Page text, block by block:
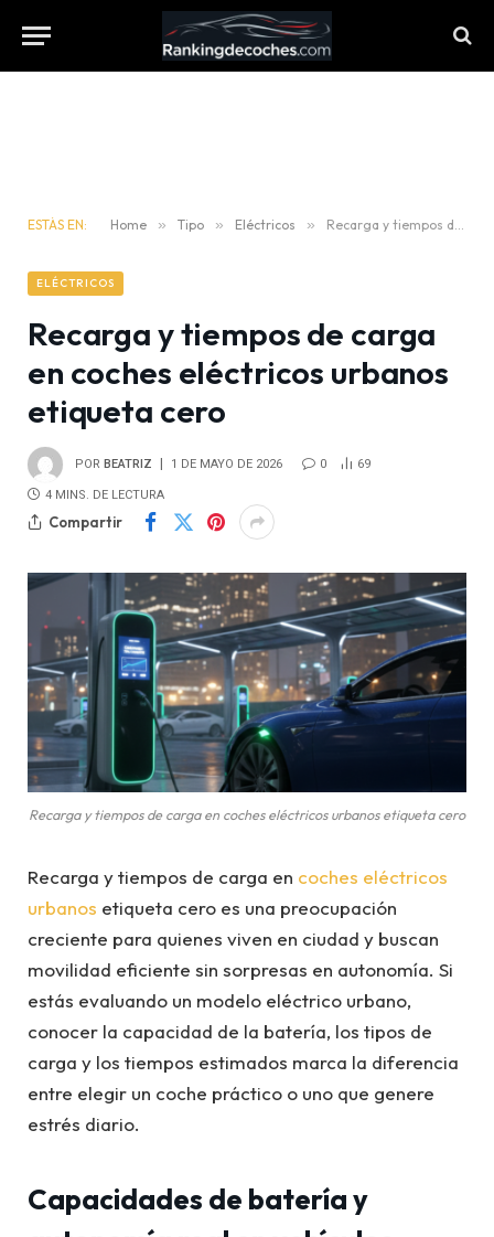
ESTÁS EN: Home » Tipo » Eléctricos » Recarga y tiempos de carga en coches eléctricos urbanos etiqueta cero
ELÉCTRICOS
Recarga y tiempos de carga
en coches eléctricos urbanos
etiqueta cero
POR BEATRIZ 1 DE MAYO DE 2026 0 69
4 MINS. DE LECTURA
Compartir
Recarga y tiempos de carga en coches eléctricos urbanos etiqueta cero
Recarga y tiempos de carga en coches eléctricos
urbanos etiqueta cero es una preocupación
creciente para quienes viven en ciudad y buscan
movilidad eficiente sin sorpresas en autonomía. Si
estás evaluando un modelo eléctrico urbano,
conocer la capacidad de la batería, los tipos de
carga y los tiempos estimados marca la diferencia
entre elegir un coche práctico o uno que genere
estrés diario.
Capacidades de batería y